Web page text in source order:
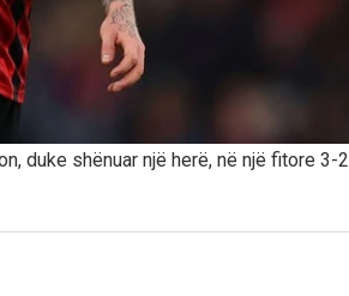
duke shënuar një herë, në një fitore 3-2